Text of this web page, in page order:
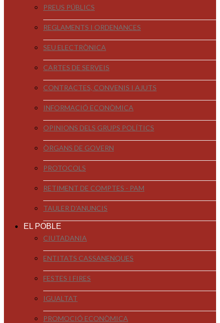
PREUS PÚBLICS
REGLAMENTS I ORDENANCES
SEU ELECTRÒNICA
CARTES DE SERVEIS
CONTRACTES, CONVENIS I AJUTS
INFORMACIÓ ECONÒMICA
OPINIONS DELS GRUPS POLÍTICS
ÒRGANS DE GOVERN
PROTOCOLS
RETIMENT DE COMPTES - PAM
TAULER D'ANUNCIS
EL POBLE
CIUTADANIA
ENTITATS CASSANENQUES
FESTES I FIRES
IGUALTAT
PROMOCIÓ ECONÒMICA